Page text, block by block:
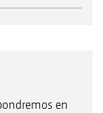
en